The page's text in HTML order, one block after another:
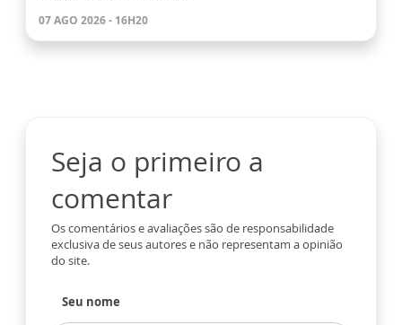
07 AGO 2026 - 16H20
Seja o primeiro a
comentar
Os comentários e avaliações são de responsabilidade
exclusiva de seus autores e não representam a opinião
do site.
Seu nome